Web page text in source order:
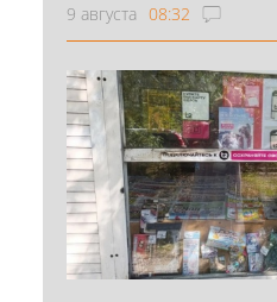
9 августа 08:32